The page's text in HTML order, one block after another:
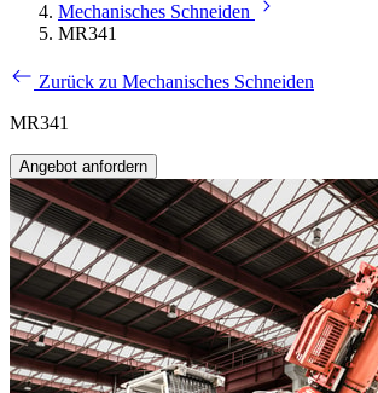
Mechanisches Schneiden
MR341
Zurück zu Mechanisches Schneiden
MR341
Angebot anfordern